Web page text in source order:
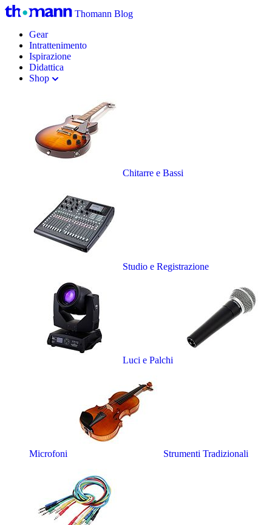
Thomann Blog
Gear
Intrattenimento
Ispirazione
Didattica
Shop
Chitarre e Bassi
Studio e Registrazione
Luci e Palchi
Microfoni Strumenti Tradizionali